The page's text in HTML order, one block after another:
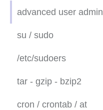
find oefeningen
advanced user admin
su / sudo
/etc/sudoers
tar - gzip - bzip2
cron / crontab / at